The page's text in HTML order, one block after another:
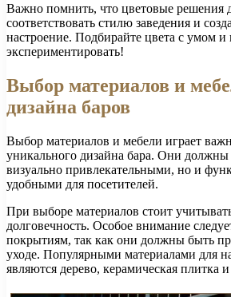
Важно помнить, что цветовые решения
соответствовать стилю заведения и
настроение. Подбирайте цвета с умом и
экспериментировать!
Выбор материалов и
дизайна баров
Выбор материалов и мебели играет
уникального дизайна бара. Они должны
визуально привлекательными, но и
удобными для посетителей.
При выборе материалов стоит
долговечность. Особое внимание
покрытиям, так как они должны быть
уходе. Популярными материалами для
являются дерево, керамическая плитка